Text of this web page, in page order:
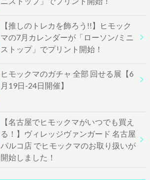
【推しのトレカを飾ろう!!】ヒモック
マの7月カレンダーが「ローソン/ミニ
ストップ」でプリント開始！
ヒモックマのガチャ 全部 回せる展【6
月19日-24日開催】
【名古屋でヒモックマがいつでも買え
る！】ヴィレッジヴァンガード 名古屋
パルコ店 でヒモックマのお取り扱いが
開始しました！